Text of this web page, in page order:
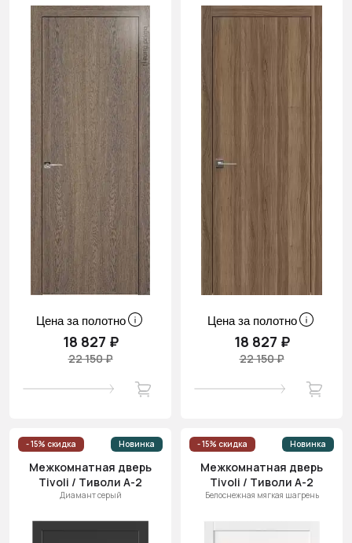
Цена за полотно
18 827 ₽
22 150 ₽
Цена за полотно
18 827 ₽
22 150 ₽
- 15% скидка Новинка
Межкомнатная дверь
Tivoli / Тиволи А-2
Диамант серый
- 15% скидка Новинка
Межкомнатная дверь
Tivoli / Тиволи А-2
Белоснежная мягкая шагрень